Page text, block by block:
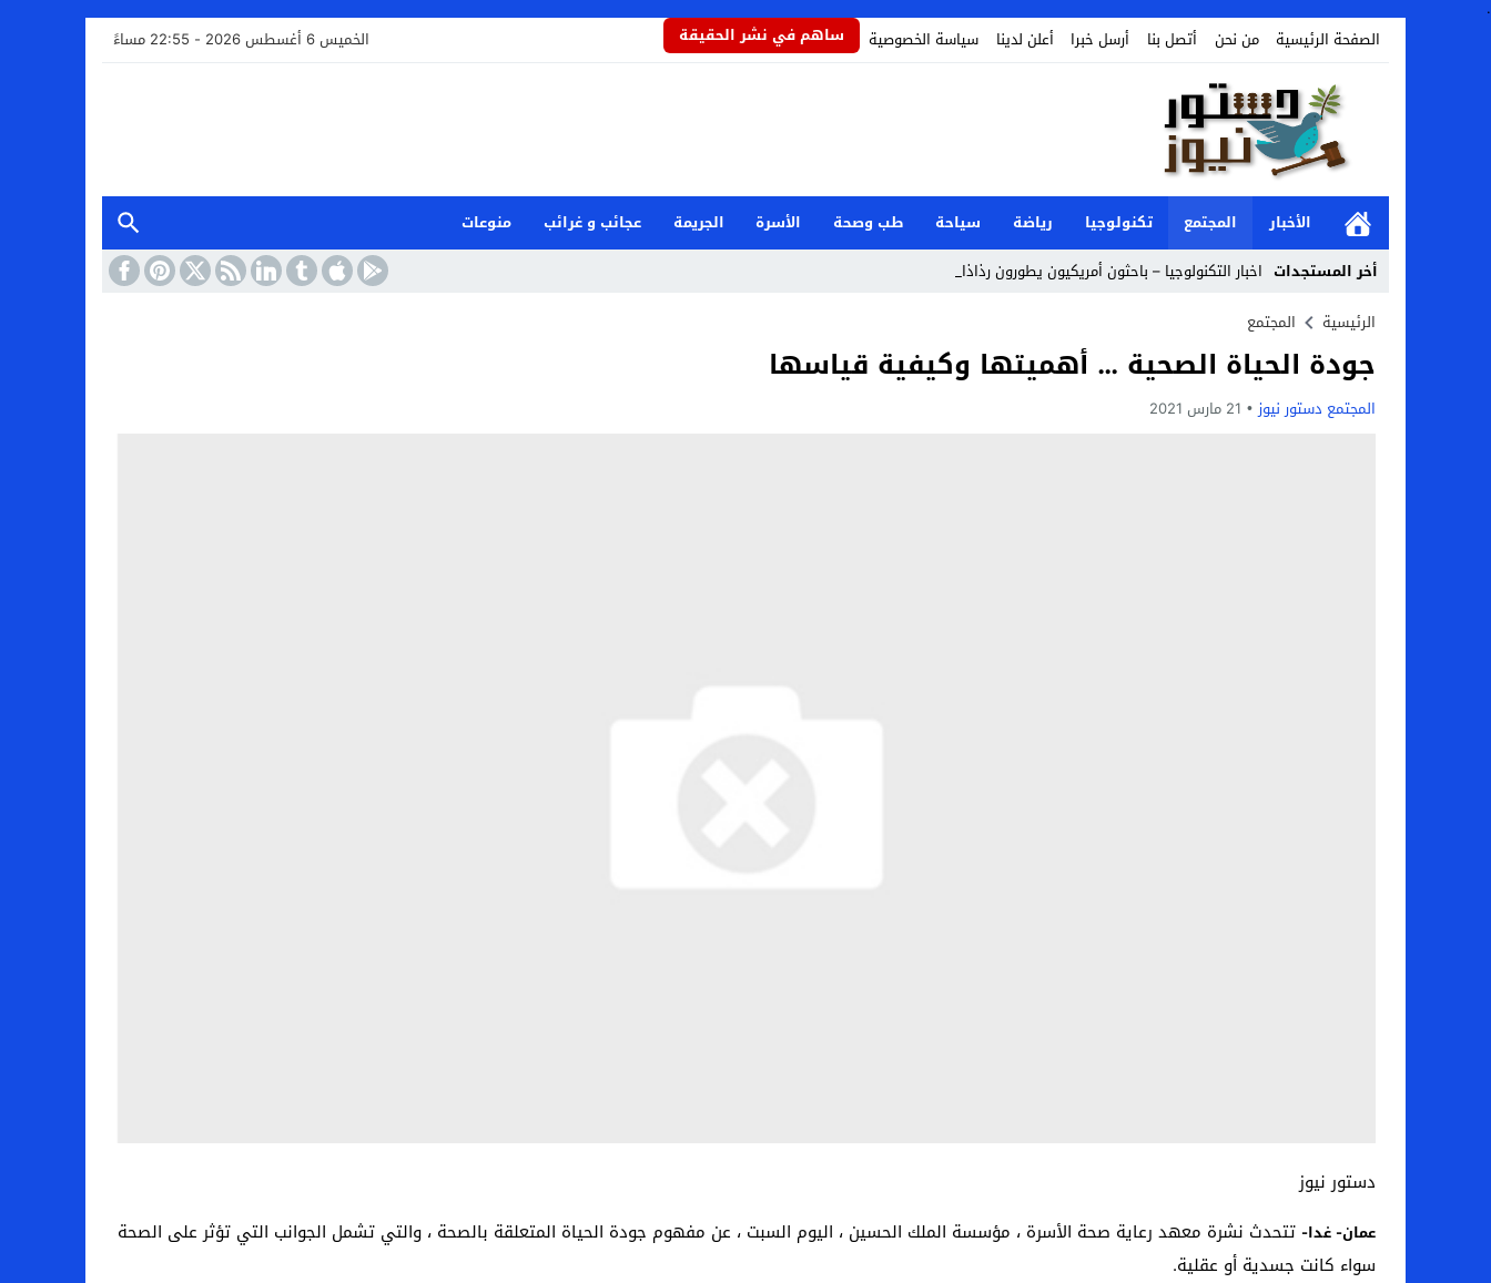
.
الصفحة الرئيسية
من نحن أتصل بنا أرسل خبرا أعلن لدينا سياسة الخصوصية ساهم في نشر الحقيقة الخميس 6 أغسطس 2026 - 22:55 مساءً
الأخبار المجتمع تكنولوجيا رياضة سياحة طب وصحة الأسرة الجريمة عجائب و غرائب
منوعات
أخر المستجدات اخبار التكنولوجيا – باحثون أمريكيون يطورون رذاذاً يحمي _
Stop
Previous
Next
الرئيسية المجتمع
جودة الحياة الصحية … أهميتها وكيفية قياسها
المجتمع دستور نيوز 21 مارس 2021
دستور نيوز
عمان- غدا-تتحدث نشرة معهد رعاية صحة الأسرة ، مؤسسة الملك الحسين ، اليوم السبت ، عن مفهوم جودة الحياة المتعلقة بالصحة ، والتي تشمل الجوانب التي تؤثر على الصحة
سواء كانت جسدية أو عقلية.